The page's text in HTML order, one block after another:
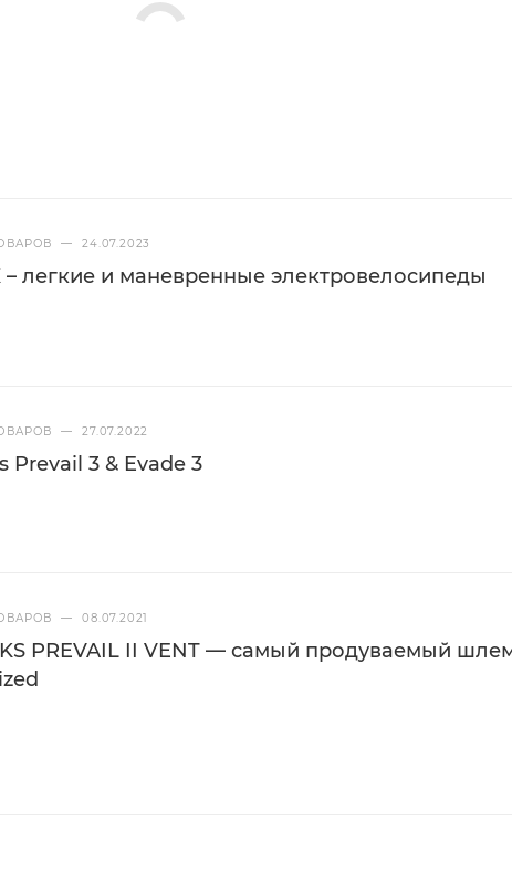
— 24.07.2023
– легкие и маневренные электровелосипеды
— 27.07.2022
Prevail 3 & Evade 3
— 08.07.2021
PREVAIL II VENT — самый продуваемый